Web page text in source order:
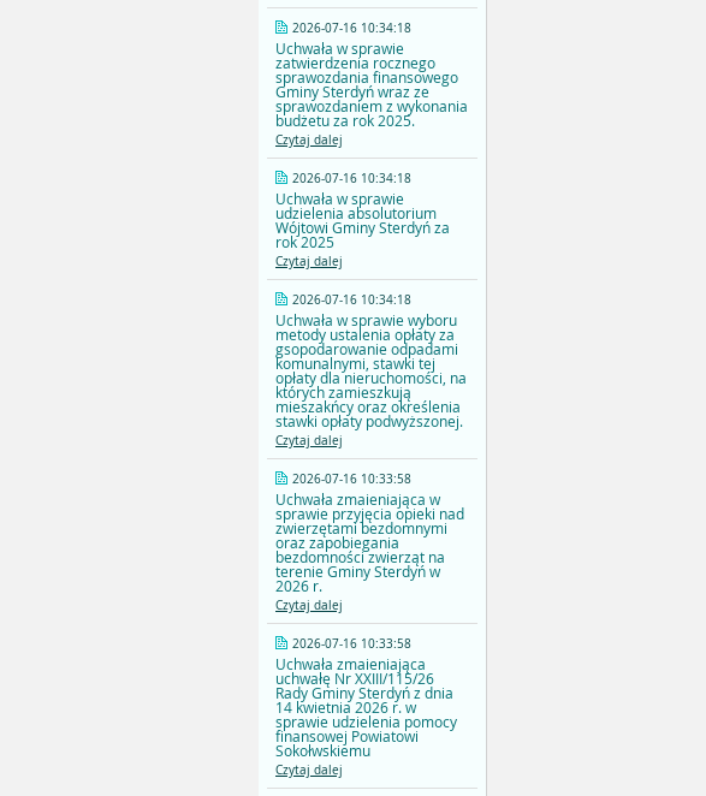
2026-07-16 10:34:18
Uchwała w sprawie
zatwierdzenia rocznego
sprawozdania finansowego
Gminy Sterdyń wraz ze
sprawozdaniem z wykonania
budżetu za rok 2025.
Czytaj dalej
2026-07-16 10:34:18
Uchwała w sprawie
udzielenia absolutorium
Wójtowi Gminy Sterdyń za
rok 2025
Czytaj dalej
2026-07-16 10:34:18
Uchwała w sprawie wyboru
metody ustalenia opłaty za
gsopodarowanie odpadami
komunalnymi, stawki tej
opłaty dla nieruchomości, na
których zamieszkują
mieszakńcy oraz określenia
stawki opłaty podwyższonej.
Czytaj dalej
2026-07-16 10:33:58
Uchwała zmaieniająca w
sprawie przyjęcia opieki nad
zwierzętami bezdomnymi
oraz zapobiegania
bezdomności zwierząt na
terenie Gminy Sterdyń w
2026 r.
Czytaj dalej
2026-07-16 10:33:58
Uchwała zmaieniająca
uchwałę Nr XXIII/115/26
Rady Gminy Sterdyń z dnia
14 kwietnia 2026 r. w
sprawie udzielenia pomocy
finansowej Powiatowi
Sokołwskiemu
Czytaj dalej